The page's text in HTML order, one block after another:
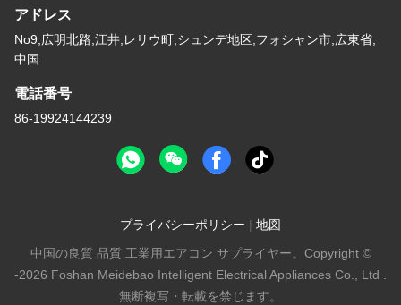
アドレス
No9,広明北路,江井,レリウ町,シュンデ地区,フォシャン市,広東省,
中国
電話番号
86-19924144239
プライバシーポリシー | 地図
中国の良質 品質 工業用エアコン サプライヤー。Copyright ©
-2026 Foshan Meidebao Intelligent Electrical Appliances Co., Ltd .
無断複写・転載を禁じます。